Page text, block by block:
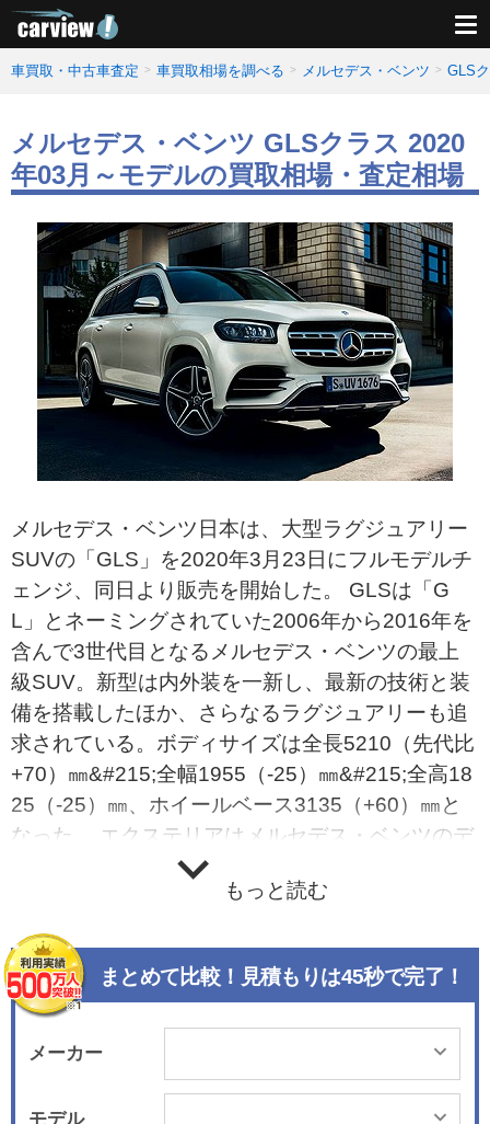
車買取・中古車査定 車買取相場を調べる メルセデス・ベンツ GLS
メルセデス・ベンツ GLSクラス 2020
年03月～モデルの買取相場・査定相場
メルセデス・ベンツ日本は、大型ラグジュアリー
SUVの「GLS」を2020年3月23日にフルモデルチ
ェンジ、同日より販売を開始した。 GLSは「G
L」とネーミングされていた2006年から2016年を
含んで3世代目となるメルセデス・ベンツの最上
級SUV。新型は内外装を一新し、最新の技術と装
備を搭載したほか、さらなるラグジュアリーも追
求されている。ボディサイズは全長5210（先代比
+70）㎜&#215;全幅1955（-25）㎜&#215;全高18
25（-25）㎜、ホイールベース3135（+60）㎜と
なった。 エクステリアはメルセデス・ベンツのデ
ザイン思想「Sensual Purity（官能的純粋）」を
具現化、SUVらしい存在感を表現しながら、細か
健なデザインとした。エアロダイナミクスの改善
にも貢献し、同クラスでは優秀なCd値0.32を実現
している。 インテリアはラグジュアリーでエレガ
ントなデザインとしながら、ダッシュボードには
「12.3インチワイドディスプレイ」と「12.3イン
チコクピットディスプレイ」を装着。1枚のガラ
もっと読む
まとめて比較！見積もりは45秒で完了！
メーカー
モデル